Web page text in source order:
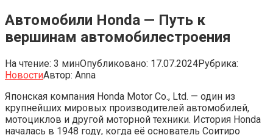
Автомобили Honda — Путь к
вершинам автомобилестроения
На чтение: 3 минОпубликовано: 17.07.2024Рубрика:
НовостиАвтор: Anna
Японская компания Honda Motor Co., Ltd. — один из
крупнейших мировых производителей автомобилей,
мотоциклов и другой моторной техники. История Honda
началась в 1948 году, когда её основатель Соитиро